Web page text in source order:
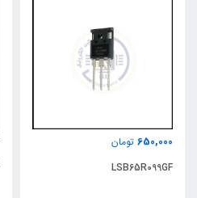
650,000 تومان
LSB65R099GF